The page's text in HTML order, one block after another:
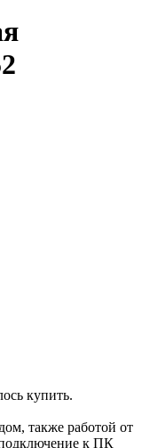
купить.
также работой от
подключение к ПК